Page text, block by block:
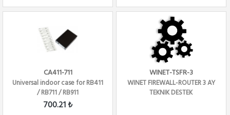
CA411-711
Universal indoor case for RB411
/ RB711 / RB911
700.21 ₺
WINET-TSFR-3
WINET FIREWALL-ROUTER 3 AY
TEKNIK DESTEK